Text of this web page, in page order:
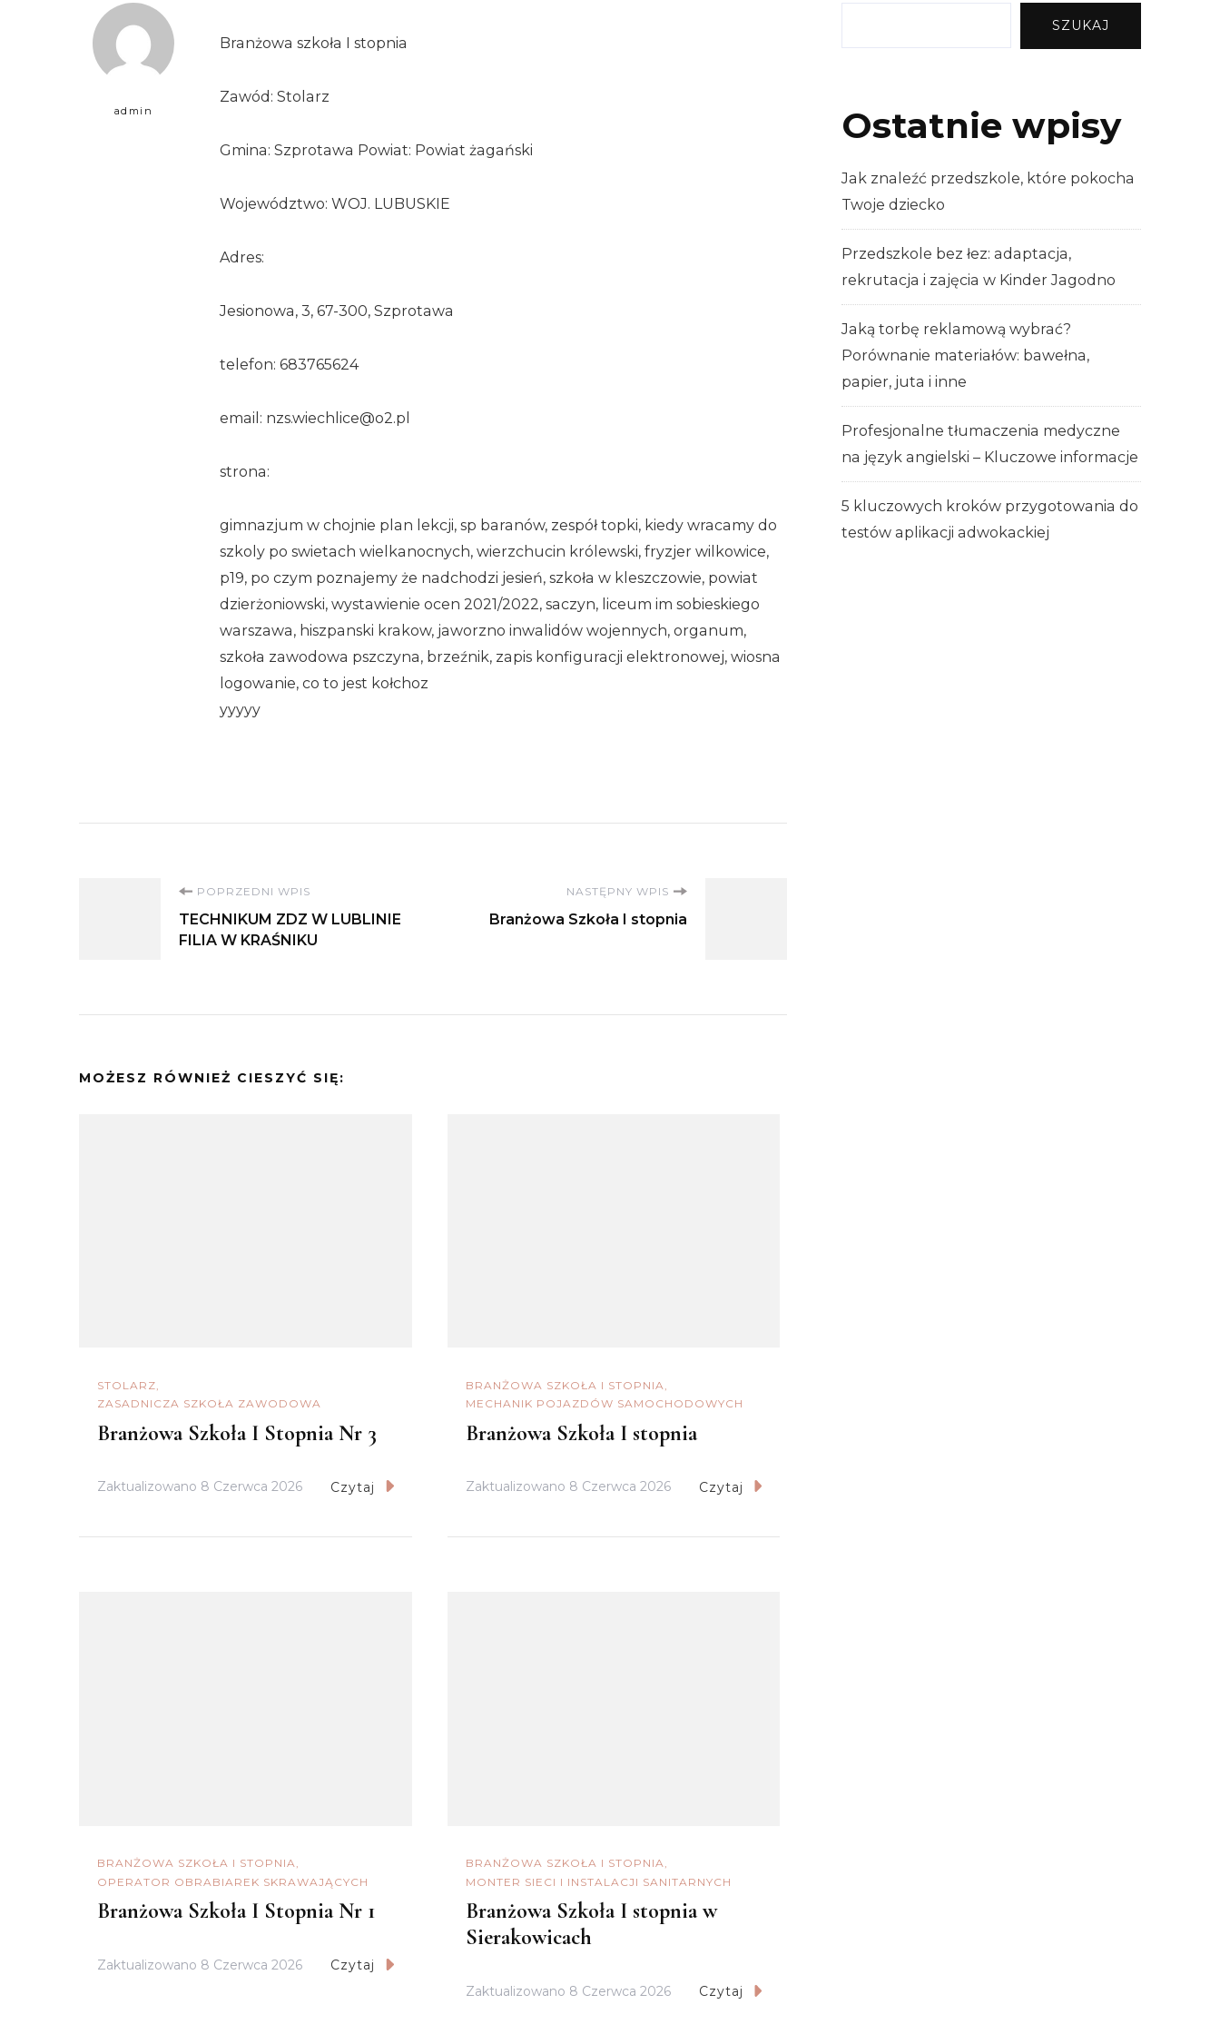
admin
Branżowa szkoła I stopnia
Zawód: Stolarz
Gmina: Szprotawa Powiat: Powiat żagański
Województwo: WOJ. LUBUSKIE
Adres:
Jesionowa, 3, 67-300, Szprotawa
telefon: 683765624
email: nzs.wiechlice@o2.pl
strona:
gimnazjum w chojnie plan lekcji, sp baranów, zespół topki, kiedy wracamy do
szkoly po swietach wielkanocnych, wierzchucin królewski, fryzjer wilkowice,
p19, po czym poznajemy że nadchodzi jesień, szkoła w kleszczowie, powiat
dzierżoniowski, wystawienie ocen 2021/2022, saczyn, liceum im sobieskiego
warszawa, hiszpanski krakow, jaworzno inwalidów wojennych, organum,
szkoła zawodowa pszczyna, brzeźnik, zapis konfiguracji elektronowej, wiosna
logowanie, co to jest kołchoz
yyyyy
Nawigacja
wpisu
POPRZEDNI WPIS
TECHNIKUM ZDZ W LUBLINIE
FILIA W KRAŚNIKU
NASTĘPNY WPIS
Branżowa Szkoła I stopnia
MOŻESZ RÓWNIEŻ CIESZYĆ SIĘ:
STOLARZ
ZASADNICZA SZKOŁA ZAWODOWA
Branżowa Szkoła I Stopnia Nr 3
Zaktualizowano 8 Czerwca 2026 Czytaj
BRANŻOWA SZKOŁA I STOPNIA
MECHANIK POJAZDÓW SAMOCHODOWYCH
Branżowa Szkoła I stopnia
Zaktualizowano 8 Czerwca 2026 Czytaj
BRANŻOWA SZKOŁA I STOPNIA
OPERATOR OBRABIAREK SKRAWAJĄCYCH
Branżowa Szkoła I Stopnia Nr 1
Zaktualizowano 8 Czerwca 2026 Czytaj
BRANŻOWA SZKOŁA I STOPNIA
MONTER SIECI I INSTALACJI SANITARNYCH
Branżowa Szkoła I stopnia w
Sierakowicach
Zaktualizowano 8 Czerwca 2026 Czytaj
SZUKAJ
Ostatnie wpisy
Jak znaleźć przedszkole, które pokocha
Twoje dziecko
Przedszkole bez łez: adaptacja,
rekrutacja i zajęcia w Kinder Jagodno
Jaką torbę reklamową wybrać?
Porównanie materiałów: bawełna,
papier, juta i inne
Profesjonalne tłumaczenia medyczne
na język angielski – Kluczowe informacje
5 kluczowych kroków przygotowania do
testów aplikacji adwokackiej